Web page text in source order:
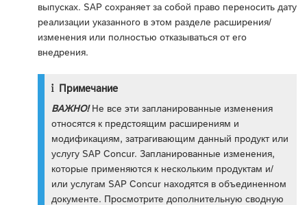
выпусках. SAP сохраняет за собой право переносить дату
реализации указанного в этом разделе расширения/
изменения или полностью отказываться от его
внедрения.
Примечание
ВАЖНО!Не все эти запланированные изменения
относятся к предстоящим расширениям и
модификациям, затрагивающим данный продукт или
услугу SAP Concur. Запланированные изменения,
которые применяются к нескольким продуктам и/
или услугам SAP Concur находятся в объединенном
документе. Просмотрите дополнительную сводную